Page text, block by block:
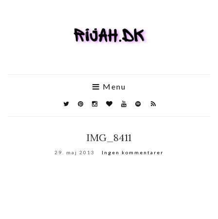
Menu
IMG_8411
29. maj 2013 Ingen kommentarer